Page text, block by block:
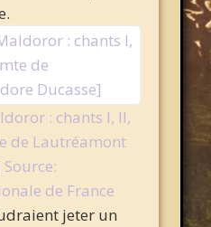
: chants I, II,
de Lautréamont
de France
jeter un